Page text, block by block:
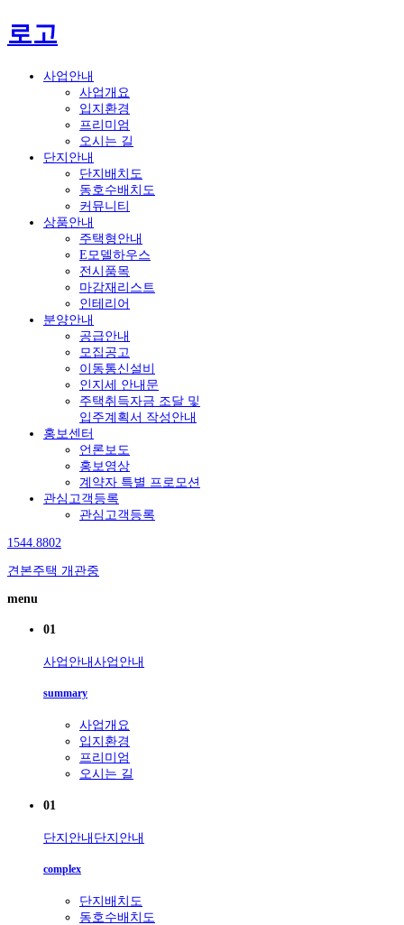
로고
사업안내
사업개요
입지환경
프리미엄
오시는 길
단지안내
단지배치도
동호수배치도
커뮤니티
상품안내
주택형안내
E모델하우스
전시품목
마감재리스트
인테리어
분양안내
공급안내
모집공고
이동통신설비
인지세 안내문
주택취득자금 조달 및
입주계획서 작성안내
홍보센터
언론보도
홍보영상
계약자 특별 프로모션
관심고객등록
관심고객등록
1544.8802
견본주택 개관중
menu
01
사업안내사업안내
summary
사업개요
입지환경
프리미엄
오시는 길
01
단지안내 단지안내
complex
단지배치도
동호수배치도